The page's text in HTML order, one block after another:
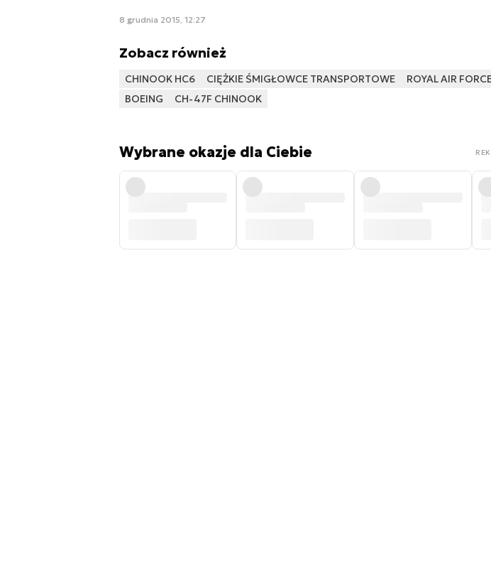
8 grudnia 2015, 12:27
Zobacz również
CHINOOK HC6 CIĘŻKIE ŚMIGŁOWCE TRANSPORTOWE ROYAL AIR
BOEING
CH-47F CHINOOK
Wybrane okazje dla Ciebie